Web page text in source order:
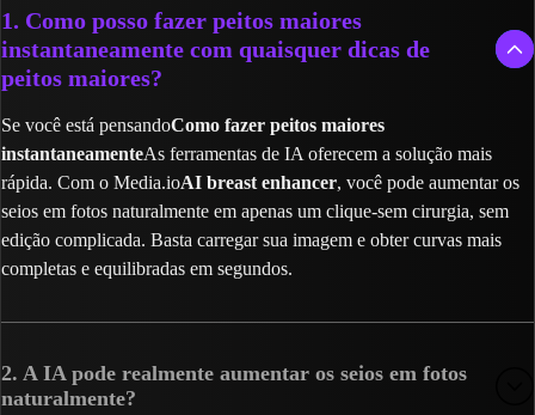
1. Como posso fazer peitos maiores
instantaneamente com quaisquer dicas de
peitos maiores?
Se você está pensandoComo fazer peitos maiores
instantaneamenteAs ferramentas de IA oferecem a solução mais
rápida. Com o Media.ioAI breast enhancer, você pode aumentar os
seios em fotos naturalmente em apenas um clique-sem cirurgia, sem
edição complicada. Basta carregar sua imagem e obter curvas mais
completas e equilibradas em segundos.
2. A IA pode realmente aumentar os seios em fotos
naturalmente?